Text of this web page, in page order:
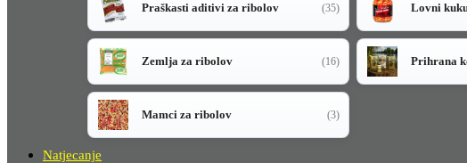
Praškasti aditivi za ribolov (35) Lovni
Zemlja za ribolov (16) Prihrana
Mamci za ribolov (3)
Natjecanje